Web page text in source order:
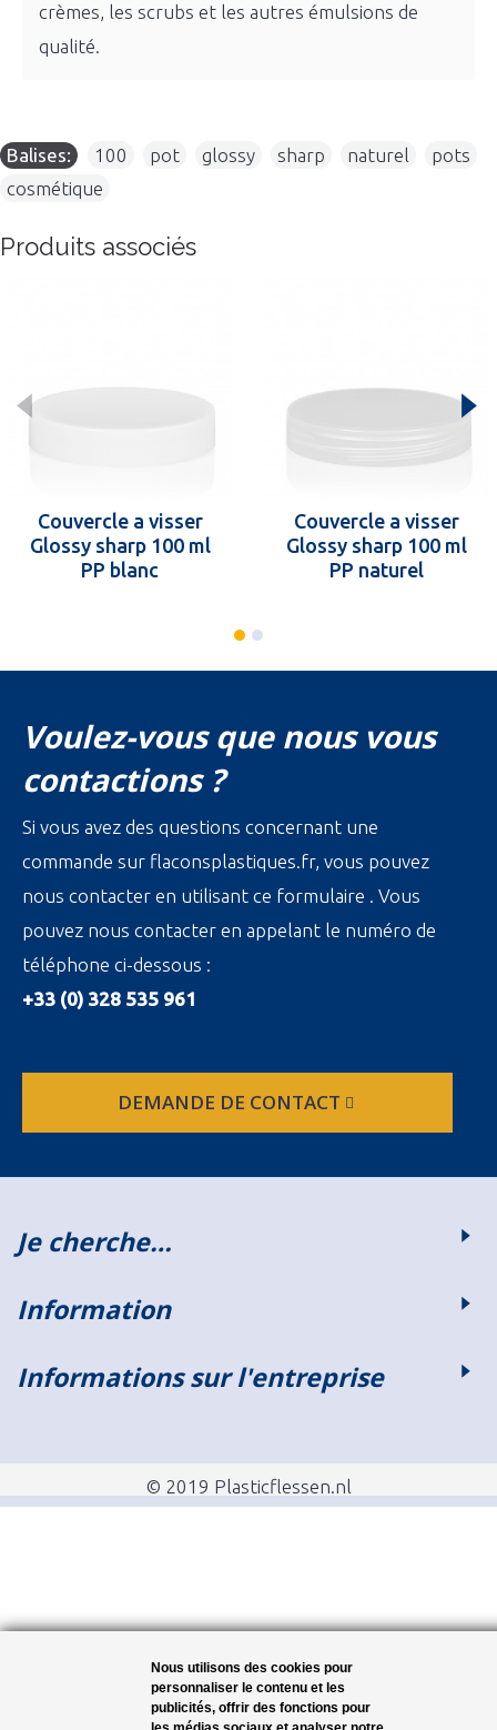
crèmes, les scrubs et les autres émulsions de
qualité.
Balises: 100 pot glossy sharp naturel pots
cosmétique
Produits associés
Couvercle a visser
Glossy sharp 100 ml
PP blanc
Couvercle a visser
Glossy sharp 100 ml
PP naturel
Voulez-vous que nous vous
contactions ?
Si vous avez des questions concernant une
commande sur flaconsplastiques.fr, vous pouvez
nous contacter en utilisant ce formulaire . Vous
pouvez nous contacter en appelant le numéro de
téléphone ci-dessous :
+33 (0) 328 535 961
DEMANDE DE CONTACT
Je cherche…
Information
Informations sur l'entreprise
© 2019 Plasticflessen.nl
Nous utilisons des cookies pour
personnaliser le contenu et les
publicités, offrir des fonctions pour